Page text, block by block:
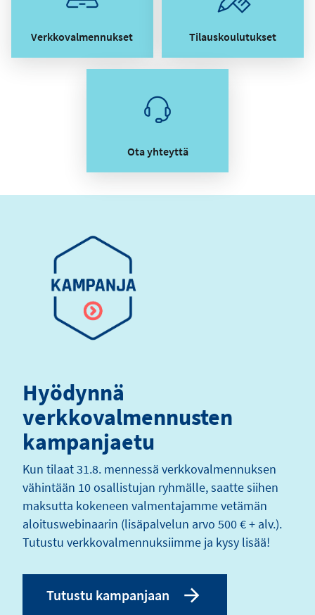
Verkkovalmennukset Tilauskoulutukset
Ota yhteyttä
Hyödynnä
verkkovalmennusten
kampanjaetu
Kun tilaat 31.8. mennessä verkkovalmennuksen
vähintään 10 osallistujan ryhmälle, saatte siihen
maksutta kokeneen valmentajamme vetämän
aloituswebinaarin (lisäpalvelun arvo 500 € + alv.).
Tutustu verkkovalmennuksiimme ja kysy lisää!
Tutustu kampanjaan